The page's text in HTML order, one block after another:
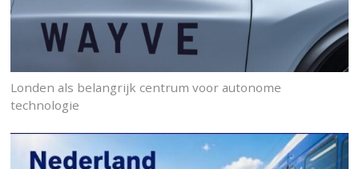
Londen als belangrijk centrum voor autonome
technologie